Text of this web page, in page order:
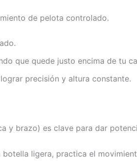
de pelota controlado.
que quede justo encima de tu
precisión y altura constante.
y brazo) es clave para dar
ligera, practica el